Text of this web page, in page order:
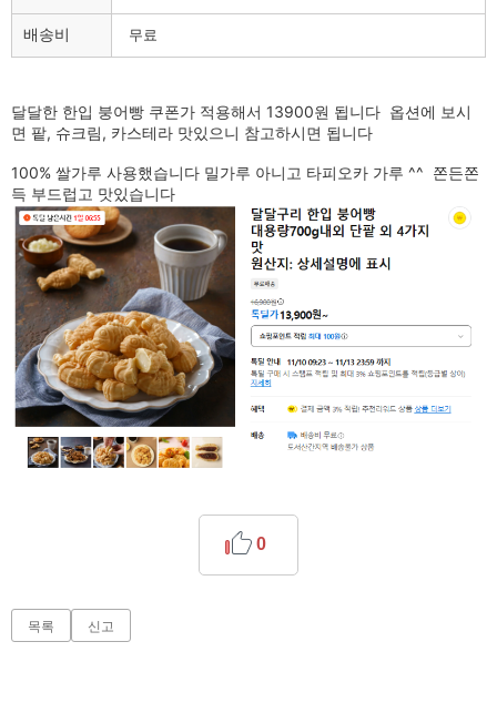
배송비 무료
달달한 한입 붕어빵 쿠폰가 적용해서 13900원 됩니다 옵션에 보시
면 팥, 슈크림, 카스테라 맛있으니 참고하시면 됩니다
100% 쌀가루 사용했습니다 밀가루 아니고 타피오카 가루 ^^ 쫀든쫀
득 부드럽고 맛있습니다
0
목록 신고